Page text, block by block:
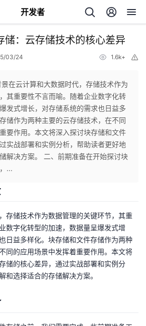
开发者
储：云存储技术的核心差异
03/24 1.6k+
景在云计算和大数据时代，存储技术作为
其重要性不言而喻。随着企业数字化转
发式增长，对存储系统的需求也日益多
储作为两种主要的云存储技术，在不同
要作用。本文将深入探讨块存储和文件
实战部署和实例分析，帮助读者更好地
解决方案。 二、前期准备在开始探讨块
...
存储技术作为数据管理的关键环节，其重
数字化转型的加速，数据量呈爆发式增
日益多样化。块存储和文件存储作为两种
同的应用场景中发挥着重要作用。本文将
储的核心差异，通过实战部署和实例分
和选择适合的存储解决方案。